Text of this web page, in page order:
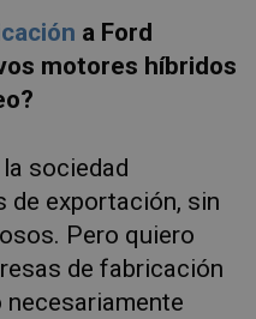
a Ford
motores híbridos
sociedad
de exportación, sin
Pero quiero
de fabricación
necesariamente